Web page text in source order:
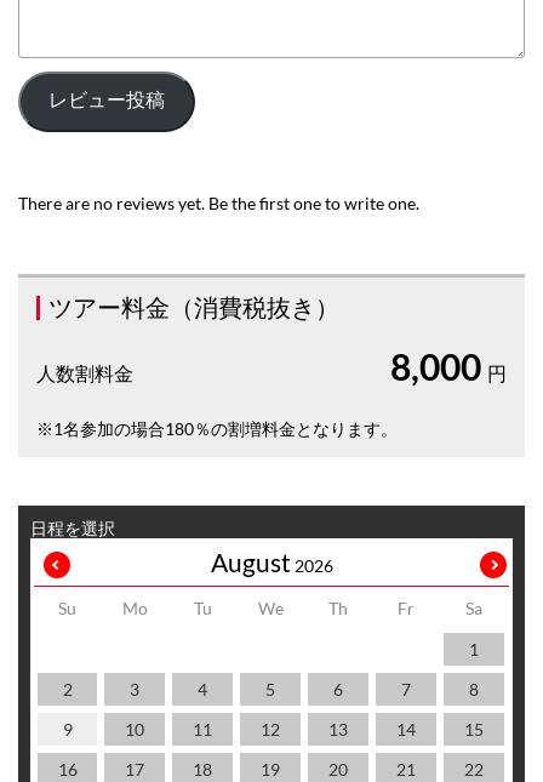
レビュー投稿
There are no reviews yet. Be the first one to write one.
ツアー料金（消費税抜き）
人数割料金 8,000 円
※1名参加の場合180％の割増料金となります。
日程を選択
August 2026
Su Mo Tu We Th Fr
Sa
1
2
3 4 5 6 7
8
9
10 11 12 13 14
15
16
17 18 19 20 21
22